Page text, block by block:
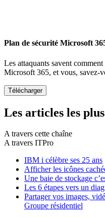
Plan de sécurité Microsoft
Les attaquants savent
Microsoft 365, et vous, savez-
Les articles les
A travers cette chaîne
A travers ITPro
IBM i célèbre ses 25 ans
Afficher les icônes
Une baie de stockage
Les 6 étapes vers un
Partager vos images,
Groupe résidentiel